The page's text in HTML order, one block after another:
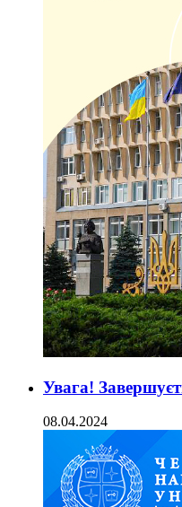
Увага!
08.04.2024